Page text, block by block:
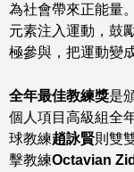
為社會帶來正能量
元素注入運動，鼓
極參與，把運動變
全年最佳教練獎是
個人項目高級組全
球教練趙詠賢則雙
擊教練Octavian